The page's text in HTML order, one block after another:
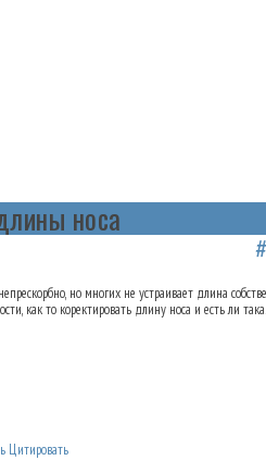
носа
но многих не устраивает длина
как то коректировать длину носа и есть ли
Цитировать